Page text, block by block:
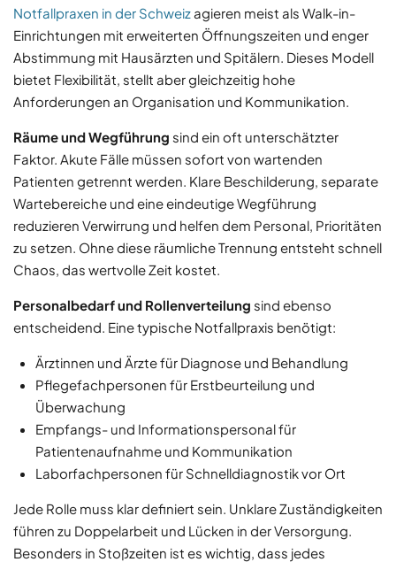
Notfallpraxen in der Schweizagieren meist als Walk-in-
Einrichtungen mit erweiterten Öffnungszeiten und enger
Abstimmung mit Hausärzten und Spitälern. Dieses Modell
bietet Flexibilität, stellt aber gleichzeitig hohe
Anforderungen an Organisation und Kommunikation.
Räume und Wegführung sind ein oft unterschätzter
Faktor. Akute Fälle müssen sofort von wartenden
Patienten getrennt werden. Klare Beschilderung, separate
Wartebereiche und eine eindeutige Wegführung
reduzieren Verwirrung und helfen dem Personal, Prioritäten
zu setzen. Ohne diese räumliche Trennung entsteht schnell
Chaos, das wertvolle Zeit kostet.
Personalbedarf und Rollenverteilung sind ebenso
entscheidend. Eine typische Notfallpraxis benötigt:
Ärztinnen und Ärzte für Diagnose und Behandlung
Pflegefachpersonen für Erstbeurteilung und
Überwachung
Empfangs- und Informationspersonal für
Patientenaufnahme und Kommunikation
Laborfachpersonen für Schnelldiagnostik vor Ort
Jede Rolle muss klar definiert sein. Unklare Zuständigkeiten
führen zu Doppelarbeit und Lücken in der Versorgung.
Besonders in Stoßzeiten ist es wichtig, dass jedes